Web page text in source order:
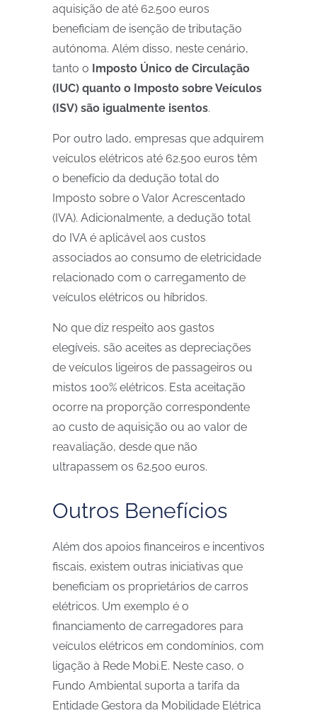
aquisição de até 62.500 euros
beneficiam de isenção de tributação
autónoma. Além disso, neste cenário,
tanto o Imposto Único de Circulação
(IUC) quanto o Imposto sobre Veículos
(ISV) são igualmente isentos.
Por outro lado, empresas que adquirem
veículos elétricos até 62.500 euros têm
o benefício da dedução total do
Imposto sobre o Valor Acrescentado
(IVA). Adicionalmente, a dedução total
do IVA é aplicável aos custos
associados ao consumo de eletricidade
relacionado com o carregamento de
veículos elétricos ou híbridos.
No que diz respeito aos gastos
elegíveis, são aceites as depreciações
de veículos ligeiros de passageiros ou
mistos 100% elétricos. Esta aceitação
ocorre na proporção correspondente
ao custo de aquisição ou ao valor de
reavaliação, desde que não
ultrapassem os 62.500 euros.
Outros Benefícios
Além dos apoios financeiros e incentivos
fiscais, existem outras iniciativas que
beneficiam os proprietários de carros
elétricos. Um exemplo é o
financiamento de carregadores para
veículos elétricos em condomínios, com
ligação à Rede Mobi.E. Neste caso, o
Fundo Ambiental suporta a tarifa da
Entidade Gestora da Mobilidade Elétrica